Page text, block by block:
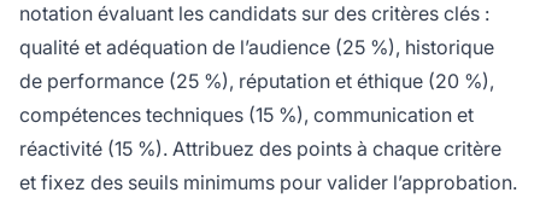
notation évaluant les candidats sur des critères clés :
qualité et adéquation de l’audience (25 %), historique
de performance (25 %), réputation et éthique (20 %),
compétences techniques (15 %), communication et
réactivité (15 %). Attribuez des points à chaque critère
et fixez des seuils minimums pour valider l’approbation.